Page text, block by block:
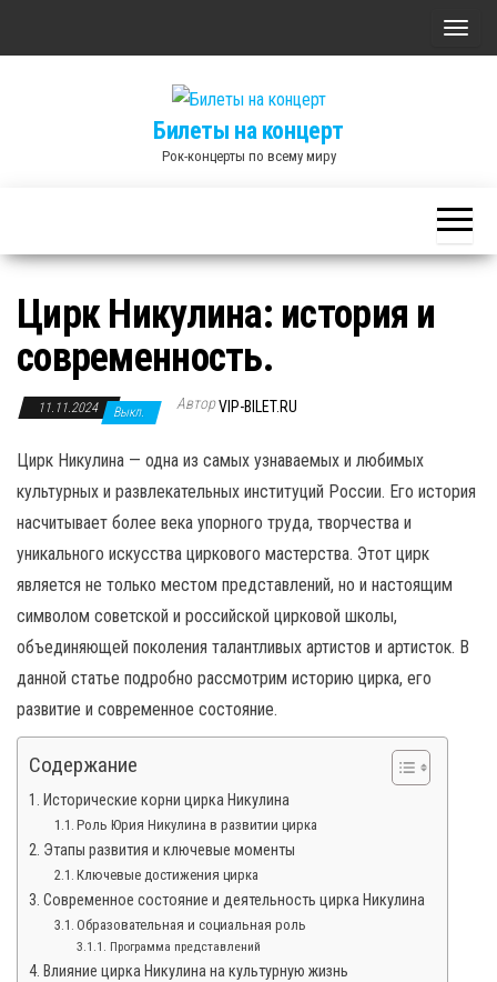
П
т
ь
н
а
Билеты на концерт
Рок-концерты по всему миру
Цирк Никулина: история и
современность.
11.11.2024 Выкл. АвторVIP-BILET.RU
Цирк Никулина — одна из самых узнаваемых и любимых
культурных и развлекательных институций России. Его история
насчитывает более века упорного труда, творчества и
уникального искусства циркового мастерства. Этот цирк
является не только местом представлений, но и настоящим
символом советской и российской цирковой школы,
объединяющей поколения талантливых артистов и артисток. В
данной статье подробно рассмотрим историю цирка, его
развитие и современное состояние.
Содержание
Исторические корни цирка Никулина
Роль Юрия Никулина в развитии цирка
Этапы развития и ключевые моменты
Ключевые достижения цирка
Современное состояние и деятельность цирка Никулина
Образовательная и социальная роль
Программа представлений
Влияние цирка Никулина на культурную жизнь